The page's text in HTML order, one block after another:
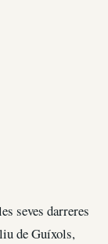
seves darreres
de Guíxols,